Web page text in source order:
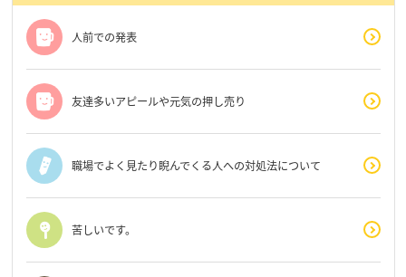
人前での発表
友達多いアピールや元気の押し売り
職場でよく見たり睨んでくる人への対処法について
苦しいです。